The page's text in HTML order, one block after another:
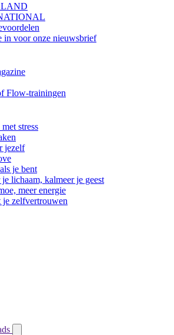
in voor onze nieuwsbrief
Flow-trainingen
stress
jezelf
je bent
lichaam, kalmeer je geest
meer energie
je zelfvertrouwen